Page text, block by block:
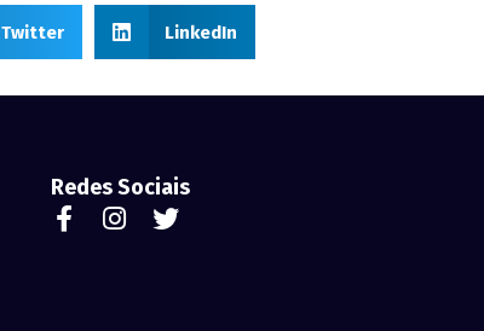
Twitter LinkedIn
Redes Sociais